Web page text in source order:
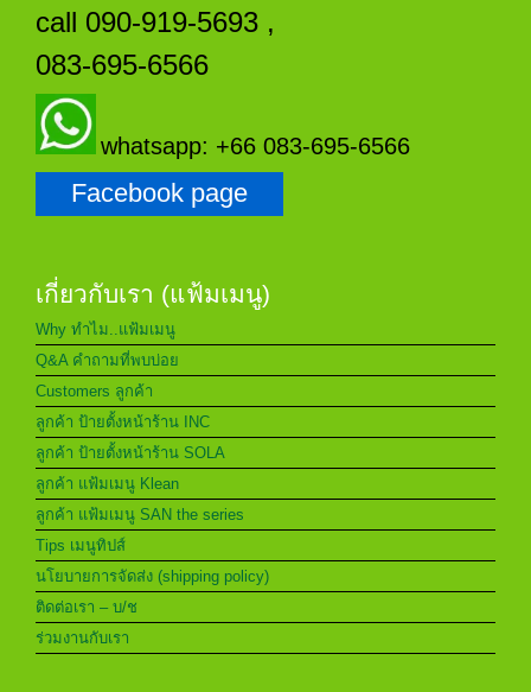
call 090-919-5693 ,
083-695-6566
whatsapp: +66 083-695-6566
Facebook page
เกี่ยวกับเรา (แฟ้มเมนู)
Why ทำไม..แฟ้มเมนู
Q&A คำถามที่พบบ่อย
Customers ลูกค้า
ลูกค้า ป้ายตั้งหน้าร้าน INC
ลูกค้า ป้ายตั้งหน้าร้าน SOLA
ลูกค้า แฟ้มเมนู Klean
ลูกค้า แฟ้มเมนู SAN the series
Tips เมนูทิปส์
นโยบายการจัดส่ง (shipping policy)
ติดต่อเรา – บ/ช
ร่วมงานกับเรา